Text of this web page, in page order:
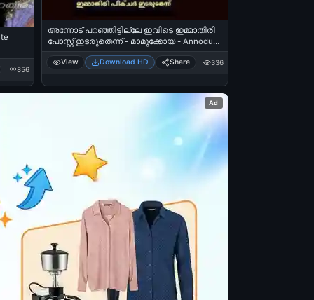
856
അന്നോട് പറഞ്ഞിട്ടില്ലേ ഇവിടെ ഇമ്മാതിരി
പോസ്റ്റ്‌ ഇടരുതെന്ന് - മാമുക്കോയ - Annodu
Paranjittille Ivide Immathiri Post Idaruthennu -
Mamukkoya
View Download HD Share 336
Ad